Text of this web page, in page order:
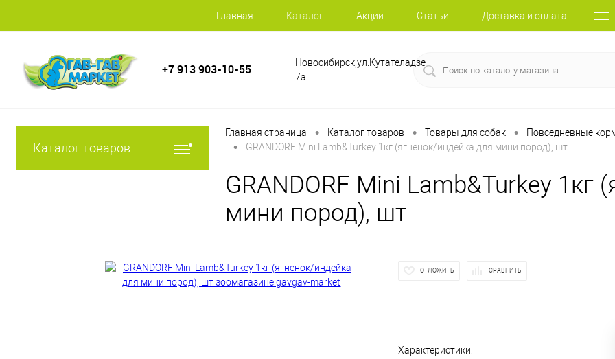
Главная Каталог Акции Статьи Доставка и оплата
+7 913 903-10-55
Новосибирск,ул.Кутателадзе
7а
Каталог товаров
Главная страница • Каталог товаров • Товары для собак • Повседневные
• GRANDORF Mini Lamb&Turkey 1кг (ягнёнок/индейка для мини пород), шт
GRANDORF Mini Lamb&Turkey 1кг
мини пород), шт
ОТЛОЖИТЬ СРАВНИТЬ
Характеристики: